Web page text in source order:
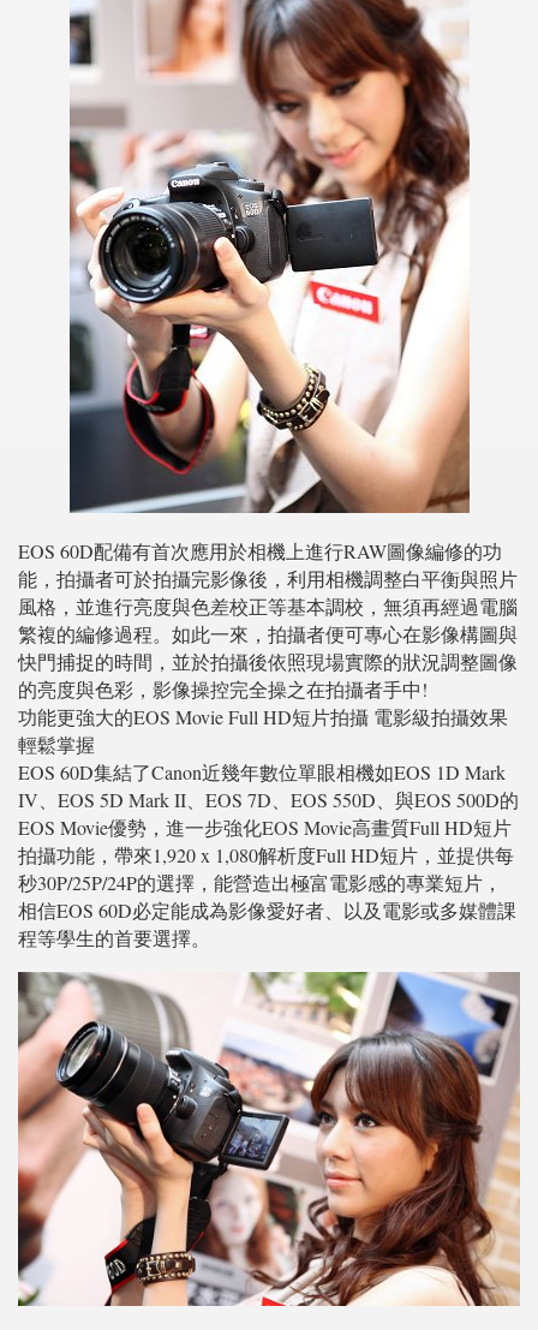
EOS 60D配備有首次應用於相機上進行RAW圖像編修的功
能，拍攝者可於拍攝完影像後，利用相機調整白平衡與照片
風格，並進行亮度與色差校正等基本調校，無須再經過電腦
繁複的編修過程。如此一來，拍攝者便可專心在影像構圖與
快門捕捉的時間，並於拍攝後依照現場實際的狀況調整圖像
的亮度與色彩，影像操控完全操之在拍攝者手中!
功能更強大的EOS Movie Full HD短片拍攝 電影級拍攝效果
輕鬆掌握
EOS 60D集結了Canon近幾年數位單眼相機如EOS 1D Mark
IV、EOS 5D Mark II、EOS 7D、EOS 550D、與EOS 500D的
EOS Movie優勢，進一步強化EOS Movie高畫質Full HD短片
拍攝功能，帶來1,920 x 1,080解析度Full HD短片，並提供每
秒30P/25P/24P的選擇，能營造出極富電影感的專業短片，
相信EOS 60D必定能成為影像愛好者、以及電影或多媒體課
程等學生的首要選擇。